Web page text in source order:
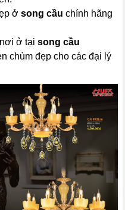
ởsong cầu chính hãng
nơi ở tạisong cầu
chùm đẹp cho các đại lý